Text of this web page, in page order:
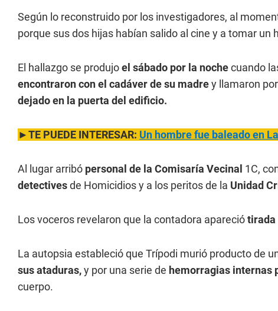
Según lo reconstruido por los investigadores, al
porque sus dos hijas habían salido al cine y a tomar un
El hallazgo se produjoel sábado por la nochecuando
encontraron con el cadáver de su madrey llamaron
dejado en la puerta del edificio.
►TE PUEDE INTERESAR: Un hombre fue baleado en
Al lugar arribó personal de la Comisaría Vecinal 1C,
detectivesde Homicidios y a los peritos de la Unidad
Los voceros revelaron que la contadora apareciótirada
La autopsia estableció que Trípodi murió producto de
sus ataduras,y por una serie de hemorragias internas
cuerpo.